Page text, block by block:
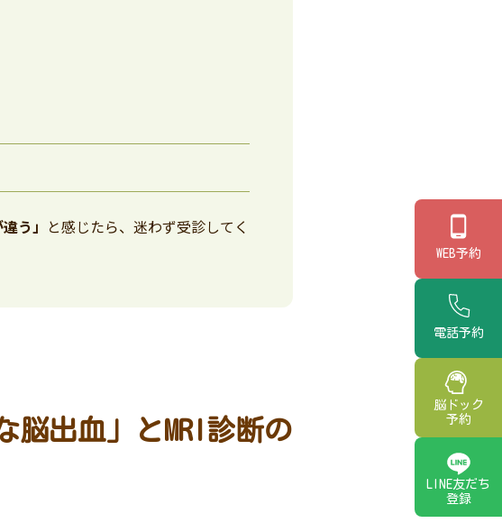
WEB予約
電話予約
脳ドック
予約
LINE友だち
登録
う」 と感じたら、迷わず受診してく
脳出血」とMRI診断の